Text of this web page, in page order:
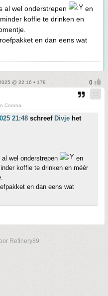
al wel onderstrepen
en
koffie te drinken en
en dan eens wat
@ 22:16 • 178
Corona
21:48 schreef Divje het
wel onderstrepen
en
koffie te drinken en méér
en dan eens wat
Refinery89